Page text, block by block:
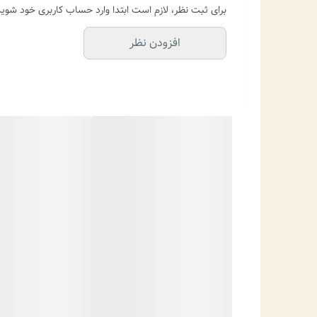
برای ثبت نظر، لازم است ابتدا وارد حساب کاربری خود
افزودن نظر